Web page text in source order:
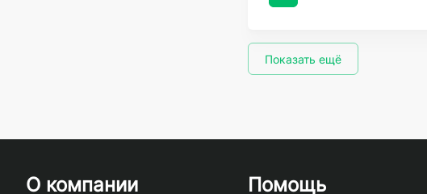
Показать ещё
О компании Помощь